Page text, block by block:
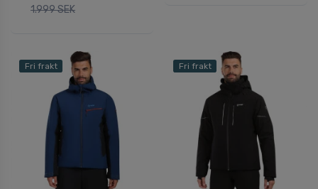
1.999 SEK
Fri frakt Fri frakt